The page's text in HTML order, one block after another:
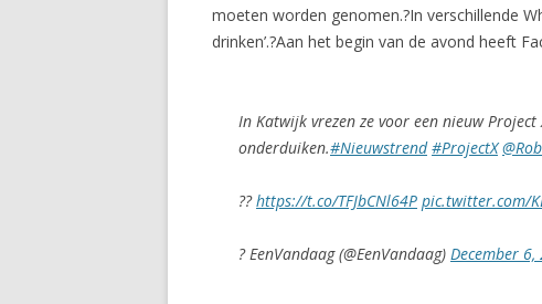
moeten worden genomen.?In verschillende
drinken’.?Aan het begin van de avond heeft
In Katwijk vrezen ze voor een nieuw
onderduiken.#Nieuwstrend #ProjectX
??https://t.co/TFJbCNl64P pic.twitter.com/
? EenVandaag (@EenVandaag) December 6,